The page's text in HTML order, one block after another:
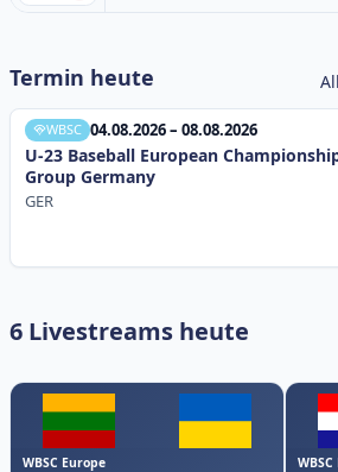
Termin heute
WBSC 04.08.2026 – 08.08.2026
U-23 Baseball European
Group Germany
GER
6 Livestreams heute
WBSC Europe